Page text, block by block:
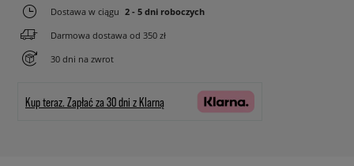
Dostawa w ciągu 2 - 5 dni roboczych
Darmowa dostawa od 350 zł
30 dni na zwrot
Kup teraz. Zapłać za 30 dni z Klarną